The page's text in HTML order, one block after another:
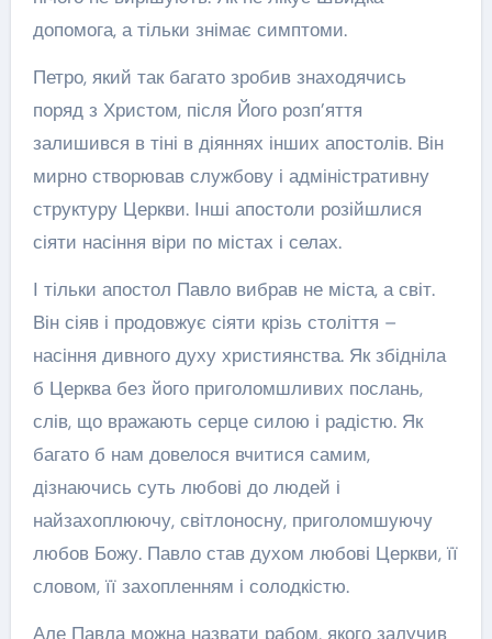
допомога, а тільки знімає симптоми.
Петро, який так багато зробив знаходячись
поряд з Христом, після Його розп’яття
залишився в тіні в діяннях інших апостолів. Він
мирно створював службову і адміністративну
структуру Церкви. Інші апостоли розійшлися
сіяти насіння віри по містах і селах.
І тільки апостол Павло вибрав не міста, а світ.
Він сіяв і продовжує сіяти крізь століття –
насіння дивного духу християнства. Як збідніла
б Церква без його приголомшливих послань,
слів, що вражають серце силою і радістю. Як
багато б нам довелося вчитися самим,
дізнаючись суть любові до людей і
найзахоплюючу, світлоносну, приголомшуючу
любов Божу. Павло став духом любові Церкви, її
словом, її захопленням і солодкістю.
Але Павла можна назвати рабом, якого залучив